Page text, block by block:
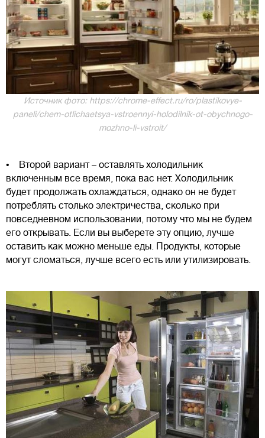
Источник фото: https://chrome-effect.ru/ro/plastikovye-
paneli/chem-otlichaetsya-vstroennyi-holodilnik-ot-obychnogo-
mozhno-li-vstroit/
• Второй вариант – оставлять холодильник
включенным все время, пока вас нет. Холодильник
будет продолжать охлаждаться, однако он не будет
потреблять столько электричества, сколько при
повседневном использовании, потому что мы не будем
его открывать. Если вы выберете эту опцию, лучше
оставить как можно меньше еды. Продукты, которые
могут сломаться, лучше всего есть или утилизировать.